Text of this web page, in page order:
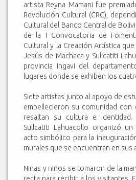
artista Reyna Mamani fue
Revolución Cultural (CRC),
Cultural del Banco Central de
de la I Convocatoria de
Cultural y la Creación Artística
Jesús de Machaca y Sullcatiti
provincia Ingavi del
lugares donde se exhiben los
Siete artistas junto al apoyo de
embellecieron su comunidad
resaltan su cultura e identidad.
Sullcatiti Lahuacollo organizó
acto simbólico para la
murales que se encuentran en sus
Niñas y niños se tomaron de la